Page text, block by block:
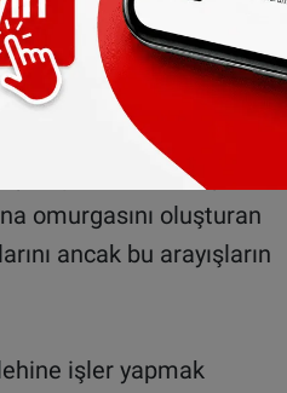
yolculara eşlik
olacağının altını çizdi.
kapsamında bir şirket
omurgasını oluşturan
ancak bu arayışların
işler yapmak